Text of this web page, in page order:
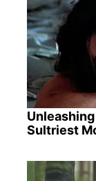
Sultriest